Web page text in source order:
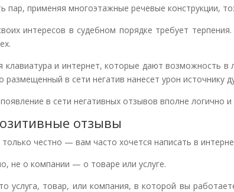
пар, применяя многоэтажные речевые конструкции,
интересов в судебном порядке требует
клавиатура и интернет, которые дают возможность
размещенный в сети негатив нанесет урон источнику
в сети негативных отзывов вполне логично
отзывы
честно — вам часто хочется написать в
не о компании — о товаре или услуге.
услуга, товар, или компания, в которой вы